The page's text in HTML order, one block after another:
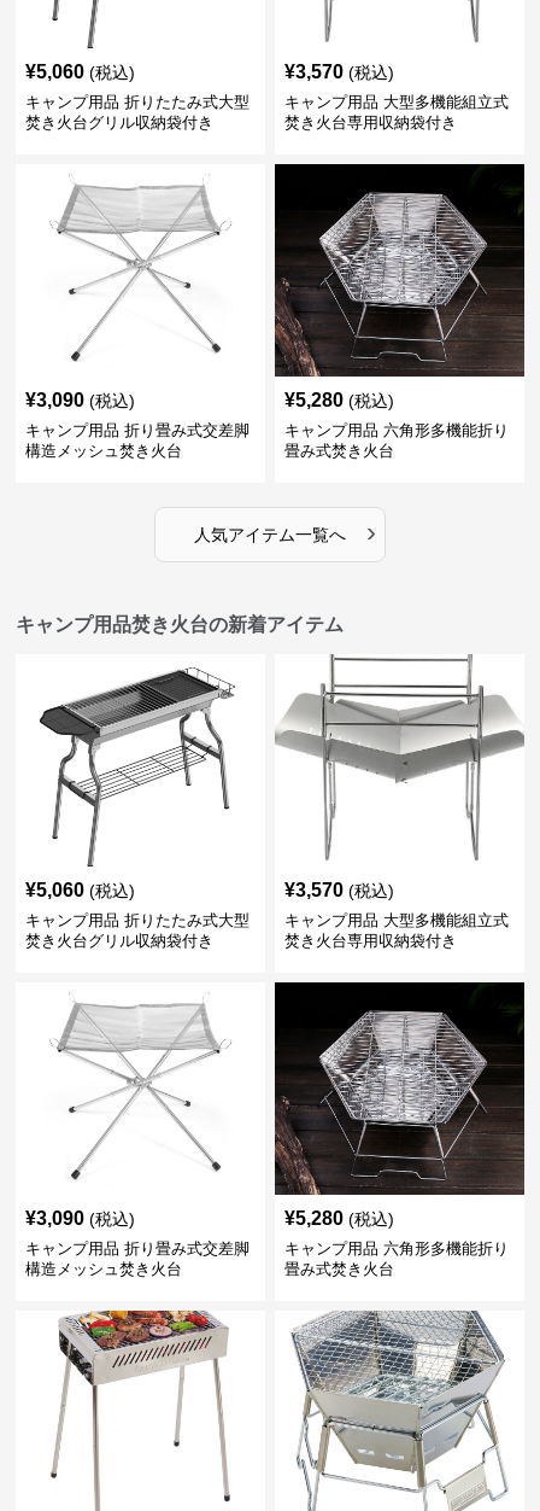
¥5,060 (税込)
キャンプ用品 折りたたみ式大型
焚き火台グリル収納袋付き
¥3,570 (税込)
キャンプ用品 大型多機能組立式
焚き火台専用収納袋付き
¥3,090 (税込)
キャンプ用品 折り畳み式交差脚
構造メッシュ焚き火台
¥5,280 (税込)
キャンプ用品 六角形多機能折り
畳み式焚き火台
人気アイテム一覧へ ›
キャンプ用品焚き火台の新着アイテム
¥5,060 (税込)
キャンプ用品 折りたたみ式大型
焚き火台グリル収納袋付き
¥3,570 (税込)
キャンプ用品 大型多機能組立式
焚き火台専用収納袋付き
¥3,090 (税込)
キャンプ用品 折り畳み式交差脚
構造メッシュ焚き火台
¥5,280 (税込)
キャンプ用品 六角形多機能折り
畳み式焚き火台